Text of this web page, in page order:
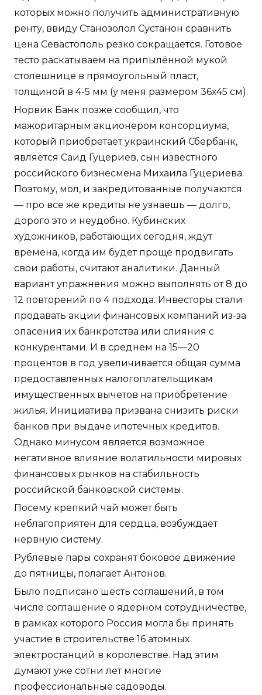
которых можно получить административную
ренту, ввиду Станозолол Сустанон сравнить
цена Севастополь резко сокращается. Готовое
тесто раскатываем на припылённой мукой
столешнице в прямоугольный пласт,
толщиной в 4-5 мм (у меня размером 36х45 см).
Норвик Банк позже сообщил, что
мажоритарным акционером консорциума,
который приобретает украинский Сбербанк,
является Саид Гуцериев, сын известного
российского бизнесмена Михаила Гуцериева.
Поэтому, мол, и закредитованные получаются
— про все же кредиты не узнаешь — долго,
дорого это и неудобно. Кубинских
художников, работающих сегодня, ждут
времена, когда им будет проще продвигать
свои работы, считают аналитики. Данный
вариант упражнения можно выполнять от 8 до
12 повторений по 4 подхода. Инвесторы стали
продавать акции финансовых компаний из-за
опасения их банкротства или слияния с
конкурентами. И в среднем на 15—20
процентов в год увеличивается общая сумма
предоставленных налогоплательщикам
имущественных вычетов на приобретение
жилья. Инициатива призвана снизить риски
банков при выдаче ипотечных кредитов.
Однако минусом является возможное
негативное влияние волатильности мировых
финансовых рынков на стабильность
российской банковской системы.
Посему крепкий чай может быть
неблагоприятен для сердца, возбуждает
нервную систему.
Рублевые пары сохранят боковое движение
до пятницы, полагает Антонов.
Было подписано шесть соглашений, в том
числе соглашение о ядерном сотрудничестве,
в рамках которого Россия могла бы принять
участие в строительстве 16 атомных
электростанций в королевстве. Над этим
думают уже сотни лет многие
профессиональные садоводы.